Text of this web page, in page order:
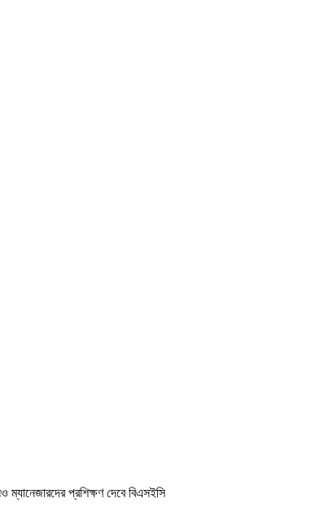
ম্যানেজারদের প্রশিক্ষণ দেবে বিএসইসি